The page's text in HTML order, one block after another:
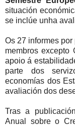
situación
se inclúe unha
Os 27 informes
membros excepto
apoio á
parte dos
economías dos
avaliación dos
Tras a
Anual sobre o